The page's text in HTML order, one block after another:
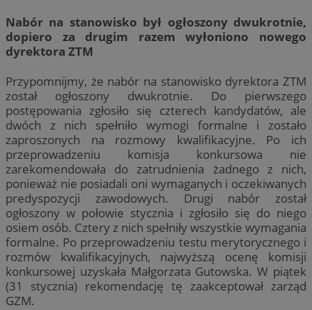
Nabór na stanowisko był ogłoszony dwukrotnie,
dopiero za drugim razem wyłoniono nowego
dyrektora ZTM
Przypomnijmy, że nabór na stanowisko dyrektora ZTM
został ogłoszony dwukrotnie. Do pierwszego
postępowania zgłosiło się czterech kandydatów, ale
dwóch z nich spełniło wymogi formalne i zostało
zaproszonych na rozmowy kwalifikacyjne. Po ich
przeprowadzeniu komisja konkursowa nie
zarekomendowała do zatrudnienia żadnego z nich,
ponieważ nie posiadali oni wymaganych i oczekiwanych
predyspozycji zawodowych. Drugi nabór został
ogłoszony w połowie stycznia i zgłosiło się do niego
osiem osób. Cztery z nich spełniły wszystkie wymagania
formalne. Po przeprowadzeniu testu merytorycznego i
rozmów kwalifikacyjnych, najwyższą ocenę komisji
konkursowej uzyskała Małgorzata Gutowska. W piątek
(31 stycznia) rekomendację tę zaakceptował zarząd
GZM.